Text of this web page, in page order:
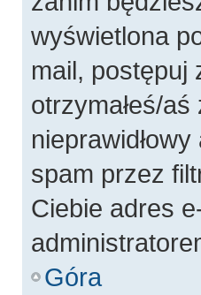
wyświetlona
mail, postępuj
otrzymałeś/
spam przez
Ciebie adres
Góra